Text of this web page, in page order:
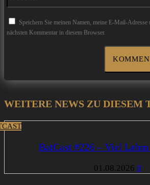
Speichern Sie meinen Namen, meine E-Mail-Adresse
nächsten Kommentar in diesem Browser.
WEITERE NEWS ZU DIESEM
BatCast #226 – Viel
01.08.2026 0